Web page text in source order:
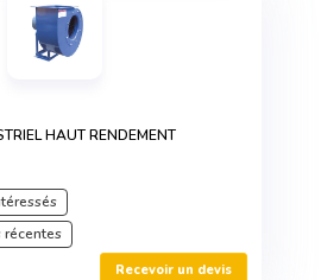
HAUT RENDEMENT
Recevoir un devis